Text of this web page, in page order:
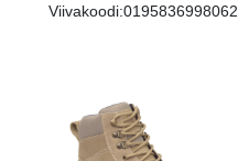
Viivakoodi:0195836998062